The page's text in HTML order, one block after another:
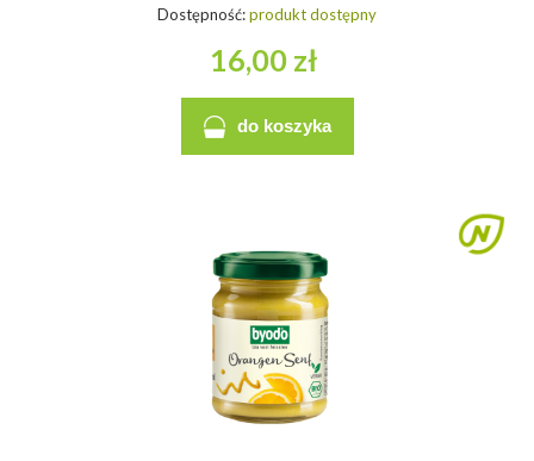
Dostępność:produkt dostępny
16,00 zł
do koszyka